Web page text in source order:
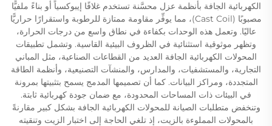
الكهربائية الجافة بأنظمة عزل محسَّنة تستخدم غلافًا إيبوكسياً أو بناءً ملفيًّا
مصبوبًا (Cast Coil)، مما يوفِّر مقاومة ممتازة للرطوبة واستقرارًا حراريًّا
عاليًا. وتعمل هذه الوحدات بكفاءة في نطاق واسع من درجات الحرارة،
وتظهر موثوقية استثنائية في الظروف البيئية القاسية. وتشمل تطبيقات
المحولات الكهربائية الجافة العديد من القطاعات الصناعية، مثل المباني
التجارية، والمستشفيات، والمدارس، والمنشآت التصنيعية، وأنظمة الطاقة
المتجددة، ومراكز البيانات. كما أن تصميمها المدمج يسمح بتثبيتها بمرونة
في البيئات ذات المساحات المحدودة، مع ضمان جودة كهربائية ثابتة.
وتنخفض متطلبات الصيانة للمحولات الكهربائية الجافة بشكل كبير مقارنةً
بالمحولات المملوءة بالزيت، إذ تلغي الحاجة إلى اختبار الزيت وتنقيته